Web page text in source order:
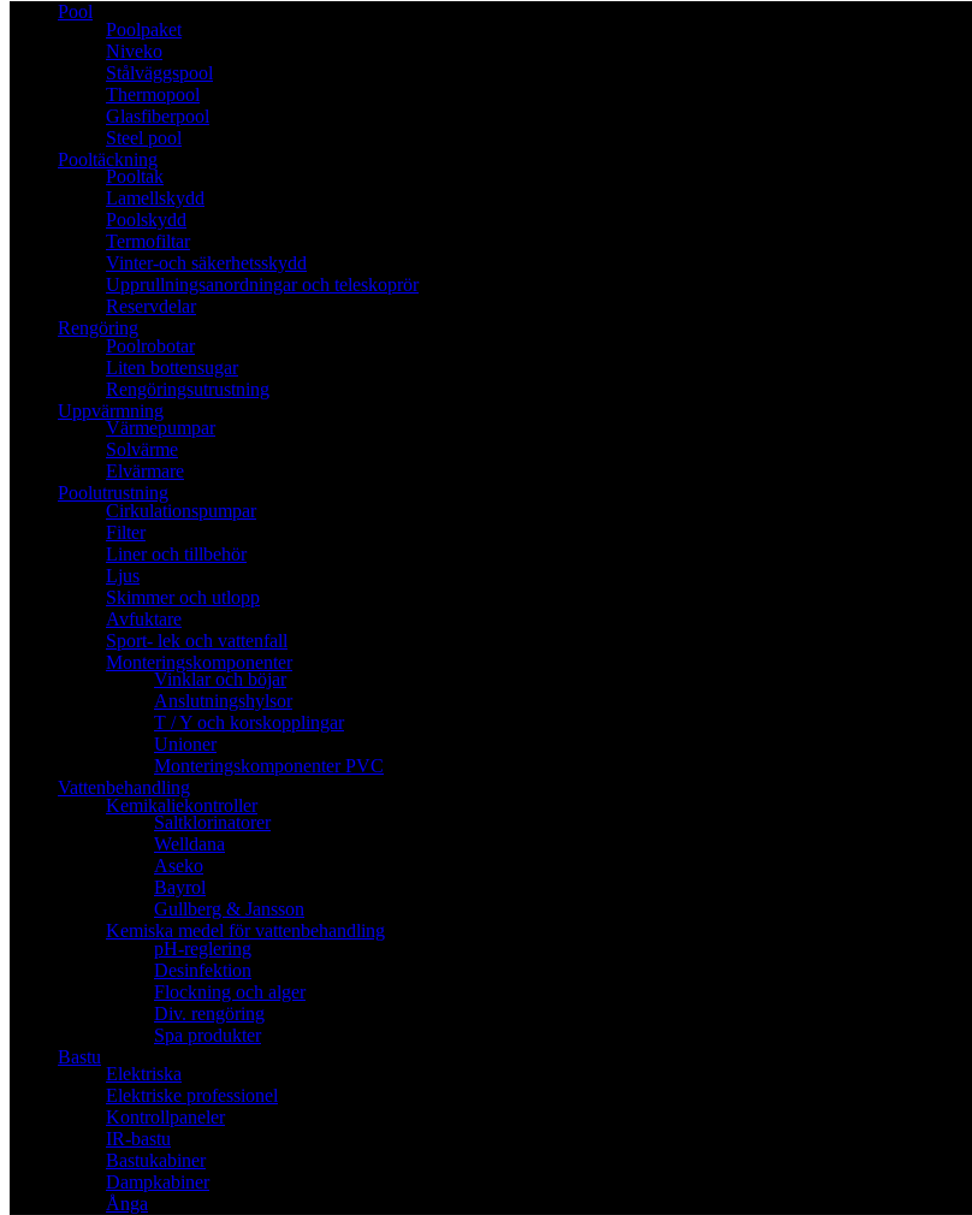
Pool
Poolpaket
Niveko
Stålväggspool
Thermopool
Glasfiberpool
Steel pool
Pooltäckning
Pooltak
Lamellskydd
Poolskydd
Termofiltar
Vinter-och säkerhetsskydd
Upprullningsanordningar och teleskoprör
Reservdelar
Rengöring
Poolrobotar
Liten bottensugar
Rengöringsutrustning
Uppvärmning
Värmepumpar
Solvärme
Elvärmare
Poolutrustning
Cirkulationspumpar
Filter
Liner och tillbehör
Ljus
Skimmer och utlopp
Avfuktare
Sport- lek och vattenfall
Monteringskomponenter
Vinklar och böjar
Anslutningshylsor
T / Y och korskopplingar
Unioner
Monteringskomponenter PVC
Vattenbehandling
Kemikaliekontroller
Saltklorinatorer
Welldana
Aseko
Bayrol
Gullberg & Jansson
Kemiska medel för vattenbehandling
pH-reglering
Desinfektion
Flockning och alger
Div. rengöring
Spa produkter
Bastu
Elektriska
Elektriske professionel
Kontrollpaneler
IR-bastu
Bastukabiner
Dampkabiner
Ånga